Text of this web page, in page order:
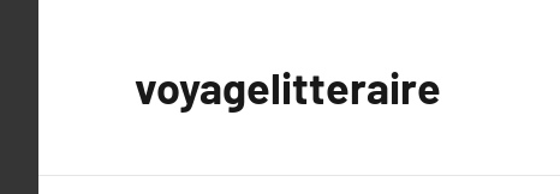
voyagelitteraire